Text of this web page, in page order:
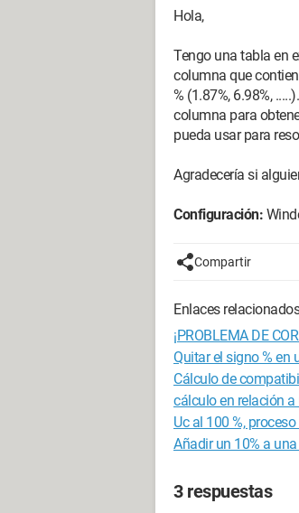
Hola,
Tengo una tabla en
columna que
% (1.87%, 6.98%,
columna para
pueda usar para
Agradecería si
Configuración:
Compartir
Enlaces
¡PROBLEMA DE
Quitar el signo % en
Cálculo de
cálculo en relación
Uc al 100 %,
Añadir un 10% a
3 respuestas